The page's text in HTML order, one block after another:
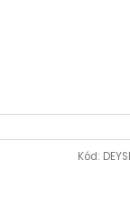
Kód: